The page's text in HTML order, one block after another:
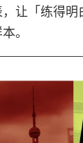
让「练得
。